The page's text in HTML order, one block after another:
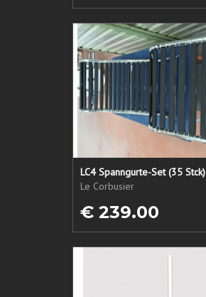
LC4 Spanngurte-Set (35 Stck)
Le Corbusier
€ 239.00